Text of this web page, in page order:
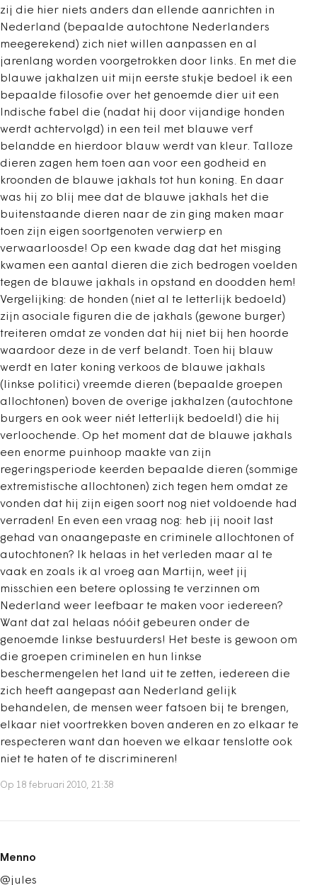
zij die hier niets anders dan ellende aanrichten in
Nederland (bepaalde autochtone Nederlanders
meegerekend) zich niet willen aanpassen en al
jarenlang worden voorgetrokken door links. En met die
blauwe jakhalzen uit mijn eerste stukje bedoel ik een
bepaalde filosofie over het genoemde dier uit een
Indische fabel die (nadat hij door vijandige honden
werdt achtervolgd) in een teil met blauwe verf
belandde en hierdoor blauw werdt van kleur. Talloze
dieren zagen hem toen aan voor een godheid en
kroonden de blauwe jakhals tot hun koning. En daar
was hij zo blij mee dat de blauwe jakhals het die
buitenstaande dieren naar de zin ging maken maar
toen zijn eigen soortgenoten verwierp en
verwaarloosde! Op een kwade dag dat het misging
kwamen een aantal dieren die zich bedrogen voelden
tegen de blauwe jakhals in opstand en doodden hem!
Vergelijking: de honden (niet al te letterlijk bedoeld)
zijn asociale figuren die de jakhals (gewone burger)
treiteren omdat ze vonden dat hij niet bij hen hoorde
waardoor deze in de verf belandt. Toen hij blauw
werdt en later koning verkoos de blauwe jakhals
(linkse politici) vreemde dieren (bepaalde groepen
allochtonen) boven de overige jakhalzen (autochtone
burgers en ook weer niét letterlijk bedoeld!) die hij
verloochende. Op het moment dat de blauwe jakhals
een enorme puinhoop maakte van zijn
regeringsperiode keerden bepaalde dieren (sommige
extremistische allochtonen) zich tegen hem omdat ze
vonden dat hij zijn eigen soort nog niet voldoende had
verraden! En even een vraag nog: heb jij nooit last
gehad van onaangepaste en criminele allochtonen of
autochtonen? Ik helaas in het verleden maar al te
vaak en zoals ik al vroeg aan Martijn, weet jij
misschien een betere oplossing te verzinnen om
Nederland weer leefbaar te maken voor iedereen?
Want dat zal helaas nóóit gebeuren onder de
genoemde linkse bestuurders! Het beste is gewoon om
die groepen criminelen en hun linkse
beschermengelen het land uit te zetten, iedereen die
zich heeft aangepast aan Nederland gelijk
behandelen, de mensen weer fatsoen bij te brengen,
elkaar niet voortrekken boven anderen en zo elkaar te
respecteren want dan hoeven we elkaar tenslotte ook
niet te haten of te discrimineren!
Op 18 februari 2010, 21:38
Menno
@jules